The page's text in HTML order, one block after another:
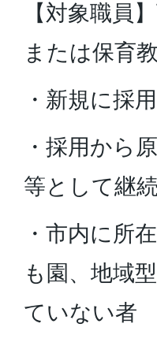
【対象職員
または保育
・新規に採
・採用から
等として継
・市内に所
も園、地域
ていない者